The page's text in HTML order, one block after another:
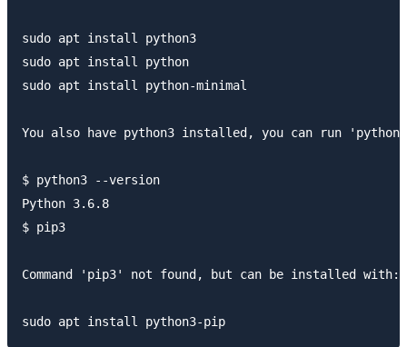
sudo apt install python3
sudo apt install python
sudo apt install python-minimal
You also have python3 installed, you can run
$ python3 --version
Python 3.6.8
$ pip3
Command 'pip3' not found, but can be installed with: